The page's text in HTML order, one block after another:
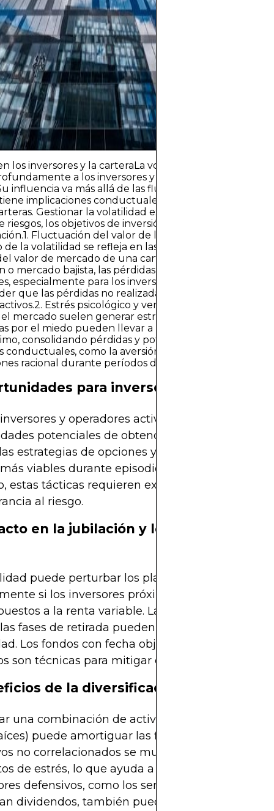
los inversores y la carteraLa volatilidad del mercado
a los inversores y al ecosistema
influencia va más allá de las fluctuaciones
implicaciones conductuales, estratégicas y
Gestionar la volatilidad exige una comprensión
riesgos, los objetivos de inversión y los principios de
Fluctuación del valor de la carteraEl impacto más
la volatilidad se refleja en las variaciones diarias, y a
valor de mercado de una cartera. Durante las fases
o mercado bajista, las pérdidas a corto plazo pueden
especialmente para los inversores minoristas. Es
que las pérdidas no realizadas solo se materializan
Estrés psicológico y venta por pánicoLos
mercado suelen generar estrés e incertidumbre. Las
por el miedo pueden llevar a los inversores a cerrar
consolidando pérdidas y potencialmente
conductuales, como la aversión a las pérdidas,
racional durante períodos de volatilidad.
para inversores activos
y operadores activos, la volatilidad
potenciales de obtención de beneficios. El
estrategias de opciones y las ventas en corto
viables durante episodios de volatilidad. Sin
estas tácticas requieren experiencia, disciplina
al riesgo.
en la jubilación y los objetivos a
puede perturbar los planes de ahorro,
si los inversores próximos a la jubilación
a la renta variable. Las caídas del
fases de retirada pueden exacerbar el riesgo
Los fondos con fecha objetivo y el
son técnicas para mitigar este impacto.
de la diversificación
una combinación de activos (acciones, bonos,
puede amortiguar las fluctuaciones del
no correlacionados se mueven de forma
de estrés, lo que ayuda a suavizar las
defensivos, como los servicios públicos o las
dividendos, también pueden ofrecer